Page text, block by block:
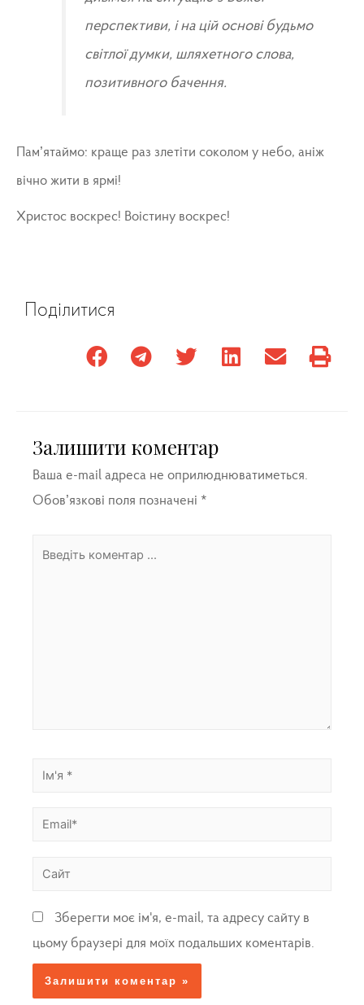
перспективи, і на цій основі будьмо
світлої думки, шляхетного слова,
позитивного бачення.
Пам’ятаймо: краще раз злетіти соколом у небо, аніж
вічно жити в ярмі!
Христос воскрес! Воістину воскрес!
Поділитися
Залишити коментар
Ваша e-mail адреса не оприлюднюватиметься.
Обов’язкові поля позначені *
Зберегти моє ім'я, e-mail, та адресу сайту в
цьому браузері для моїх подальших коментарів.